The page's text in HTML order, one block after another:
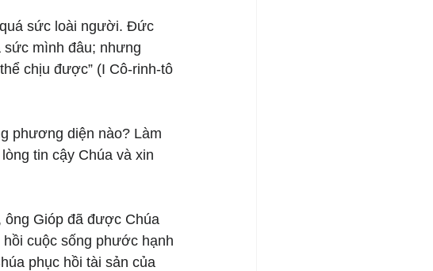
sức loài người. Đức
sức mình đâu; nhưng
chịu được” (I Cô-rinh-tô
phương diện nào? Làm
tin cậy Chúa và xin
Gióp đã được Chúa
cuộc sống phước hạnh
phục hồi tài sản của